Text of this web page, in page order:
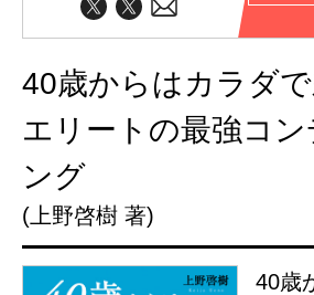
40歳からはカラダ
エリートの最強コ
ング
(上野啓樹 著)
40歳